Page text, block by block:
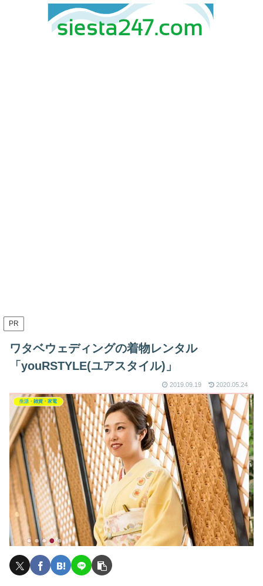
PR
ワタベウェディングの着物レンタル
「youRSTYLE(ユアスタイル)」
2019.09.19 2020.05.24
生活・雑貨・家電